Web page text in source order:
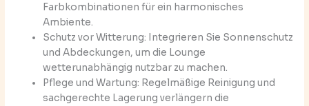
Farbkombinationen für ein harmonisches
Ambiente.
Schutz vor Witterung: Integrieren Sie Sonnenschutz
und Abdeckungen, um die Lounge
wetterunabhängig nutzbar zu machen.
Pflege und Wartung: Regelmäßige Reinigung und
sachgerechte Lagerung verlängern die